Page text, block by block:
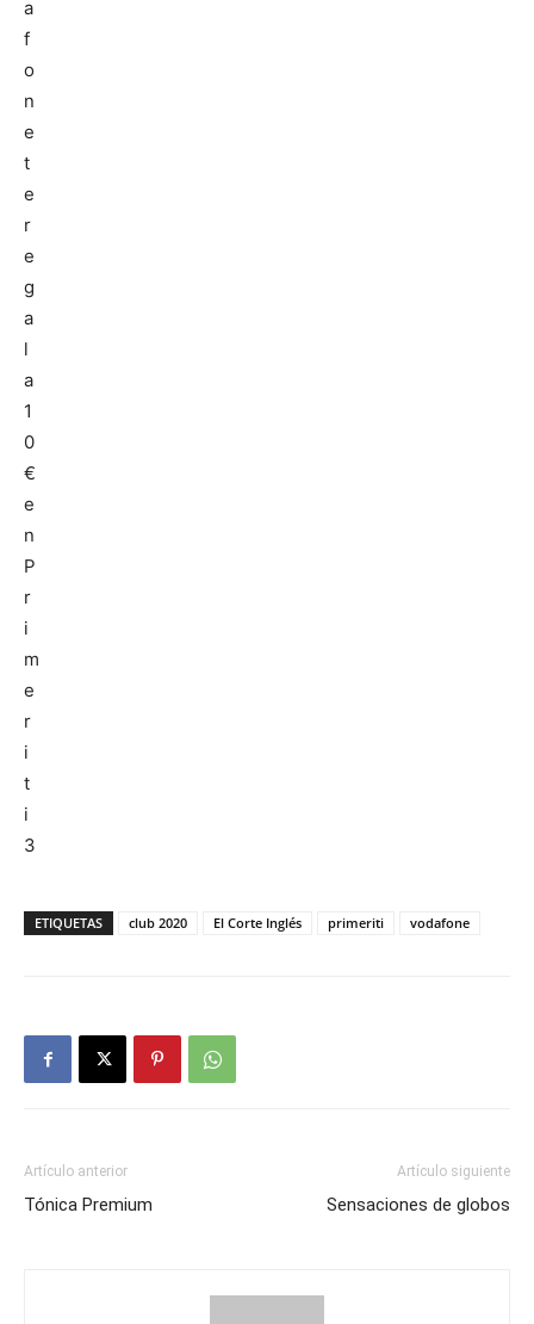
ETIQUETAS club 2020 El Corte Inglés primeriti vodafone
Artículo anterior
Tónica Premium
Artículo siguiente
Sensaciones de globos